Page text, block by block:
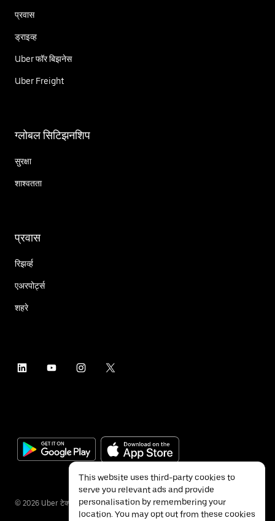
प्रवास
ड्राइव्ह
Uber फॉर बिझनेस
Uber Freight
ग्लोबल सिटिझनशिप
सुरक्षा
शाश्वतता
प्रवास
रिझर्व्ह
एअरपोर्ट्स
शहरे
© 2026 Uber टेक्नॉलॉजीज इंक.
This website uses third-party cookies to
serve you relevant ads and provide
personalisation by remembering your
location. You may opt out from these cookies